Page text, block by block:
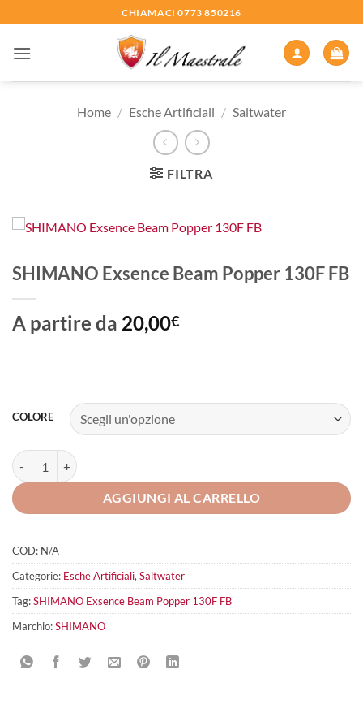
ai
contenuti
CHIAMACI 0773 850216
Home / Esche Artificiali / Saltwater
FILTRA
SHIMANO Exsence Beam Popper 130F FB
A partire da 20,00€
COLORE
SHIMANO Exsence Beam Popper 130F FB quantità
AGGIUNGI AL CARRELLO
COD: N/A
Categorie: Esche Artificiali, Saltwater
Tag:SHIMANO Exsence Beam Popper 130F FB
Marchio:SHIMANO